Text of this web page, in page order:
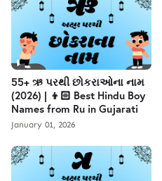
55+ ઋ પરથી છોકરાઓના નામ
(2026) | 👦🏻 Best Hindu Boy
Names from Ru in Gujarati
January 01, 2026